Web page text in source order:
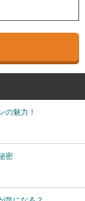
の魅力！
密